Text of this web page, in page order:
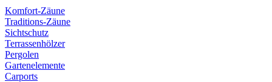
Komfort-Zäune
Traditions-Zäune
Sichtschutz
Terrassenhölzer
Pergolen
Gartenelemente
Carports